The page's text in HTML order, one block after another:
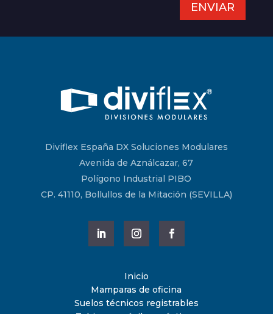
ENVIAR
Diviflex España DX Soluciones Modulares
Avenida de Aználcazar, 67
Polígono Industrial PIBO
CP. 41110, Bollullos de la Mitación (SEVILLA)
Inicio
Mamparas de oficina
Suelos técnicos registrables